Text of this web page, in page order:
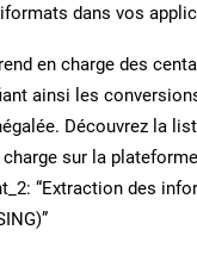
dans vos
en charge des
ainsi les
Découvrez la
sur la plateforme
“Extraction des